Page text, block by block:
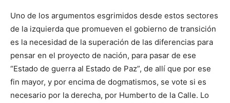
Uno de los argumentos esgrimidos desde estos sectores
de la izquierda que promueven el gobierno de transición
es la necesidad de la superación de las diferencias para
pensar en el proyecto de nación, para pasar de ese
“Estado de guerra al Estado de Paz”, de allí que por ese
fin mayor, y por encima de dogmatismos, se vote si es
necesario por la derecha, por Humberto de la Calle. Lo